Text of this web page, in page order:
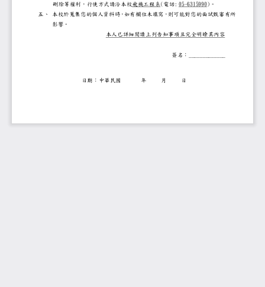
刪除等權利，行使方式請洽本校飛機工程
(電話
: 05-6315990)
。
五、本校於蒐集您的個人資料時，如有欄位未
影響。
本人已詳細閱讀上列告知事項
簽名：
日期：中華民國
年 月 日